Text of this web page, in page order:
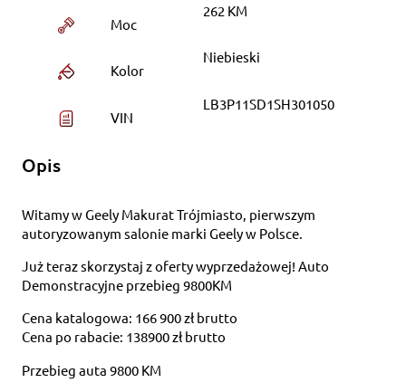
Moc
262 KM
Kolor
Niebieski
VIN
LB3P11SD1SH301050
Opis
Witamy w Geely Makurat Trójmiasto, pierwszym
autoryzowanym salonie marki Geely w Polsce.
Już teraz skorzystaj z oferty wyprzedażowej! Auto
Demonstracyjne przebieg 9800KM
Cena katalogowa: 166 900 zł brutto
Cena po rabacie: 138900 zł brutto
Przebieg auta 9800 KM